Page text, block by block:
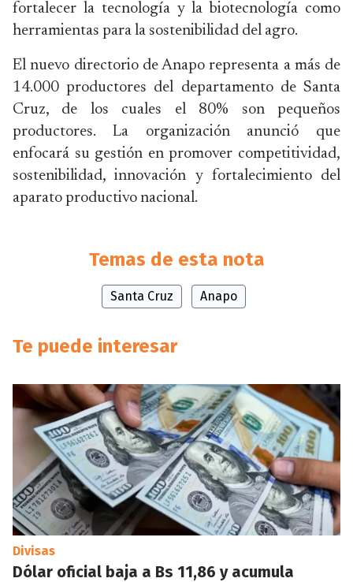
fortalecer la tecnología y la biotecnología como
herramientas para la sostenibilidad del agro.
El nuevo directorio de Anapo representa a más de
14.000 productores del departamento de Santa
Cruz, de los cuales el 80% son pequeños
productores. La organización anunció que
enfocará su gestión en promover competitividad,
sostenibilidad, innovación y fortalecimiento del
aparato productivo nacional.
Temas de esta nota
Santa Cruz Anapo
Te puede interesar
Divisas
Dólar oficial baja a Bs 11,86 y acumula